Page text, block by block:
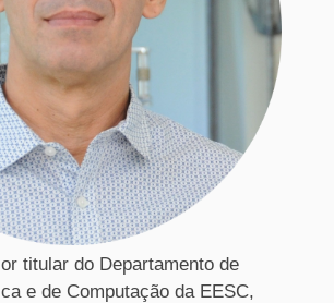
titular do Departamento de
e de Computação da EESC,